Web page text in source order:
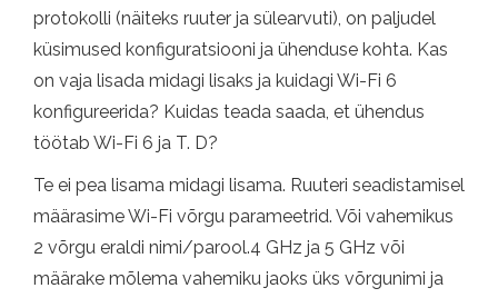
protokolli (näiteks ruuter ja sülearvuti), on paljudel
küsimused konfiguratsiooni ja ühenduse kohta. Kas
on vaja lisada midagi lisaks ja kuidagi Wi-Fi 6
konfigureerida? Kuidas teada saada, et ühendus
töötab Wi-Fi 6 ja T. D?
Te ei pea lisama midagi lisama. Ruuteri seadistamisel
määrasime Wi-Fi võrgu parameetrid. Või vahemikus
2 võrgu eraldi nimi/parool.4 GHz ja 5 GHz või
määrake mõlema vahemiku jaoks üks võrgunimi ja